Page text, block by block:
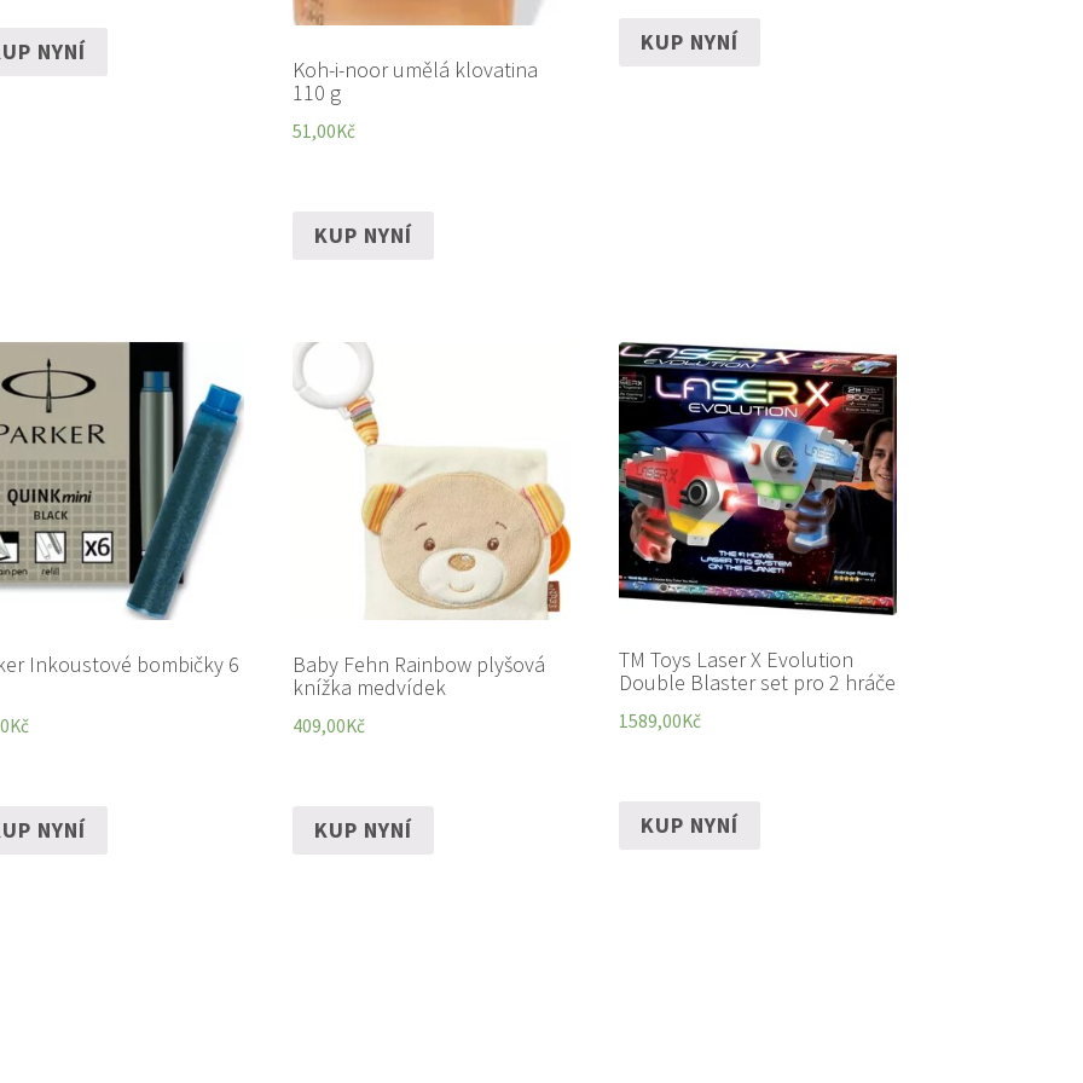
NYNÍ
Koh-i-noor umělá klovatina
110 g
51,00Kč
KUP NYNÍ
KUP NYNÍ
Inkoustové bombičky 6
Kč
NYNÍ
Baby Fehn Rainbow plyšová
knížka medvídek
409,00Kč
KUP NYNÍ
TM Toys Laser X Evolution
Double Blaster set pro 2 hráče
1589,00Kč
KUP NYNÍ